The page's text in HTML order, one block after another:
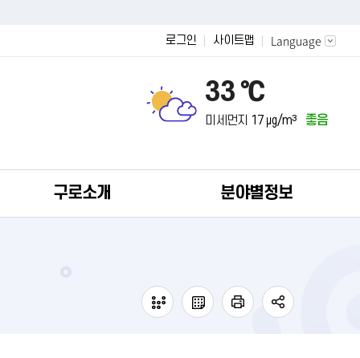
로그인 사이트맵 Language
33 ℃
미세먼지 17 ㎍/m³ 좋음
구로소개 분야별정보